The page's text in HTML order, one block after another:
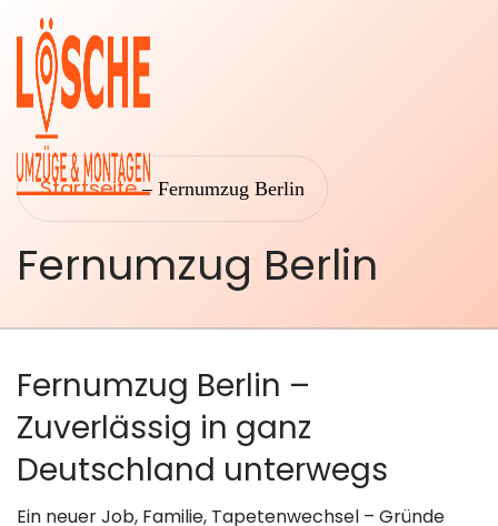
Startseite– Fernumzug Berlin
Fernumzug Berlin
Fernumzug Berlin –
Zuverlässig in ganz
Deutschland unterwegs
Ein neuer Job, Familie, Tapetenwechsel – Gründe
Umzüge
&
Montage &
Umzugshilfe
Startseite
Über uns
Leistungen
Umzugsberatung
Kontakt